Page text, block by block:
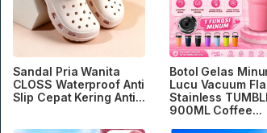
Sandal Pria Wanita
CLOSS Waterproof Anti
Slip Cepat Kering Anti...
Botol Gelas
Lucu Vacuum
Stainless
900ML Coffee...